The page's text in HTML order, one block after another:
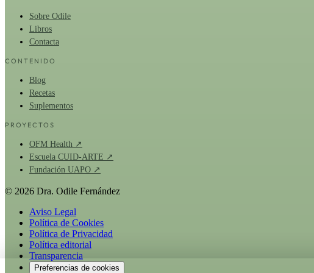
Sobre Odile
Libros
Contacta
CONTENIDO
Blog
Recetas
Suplementos
PROYECTOS
OFM Health ↗
Escuela CUID-ARTE ↗
Fundación UAPO ↗
© 2026 Dra. Odile Fernández
Aviso Legal
Política de Cookies
Política de Privacidad
Política editorial
Transparencia
Preferencias de cookies